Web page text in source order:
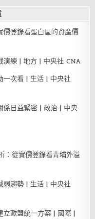
價登錄看蛋白區的資產價
練 | 地方 | 中央社 CNA
次看 | 生活 | 中央社
日益緊密 | 政治 | 中央
從實價登錄看青埔外溢
趨勢 | 生活 | 中央社
歐盟統一方案 | 國際 |